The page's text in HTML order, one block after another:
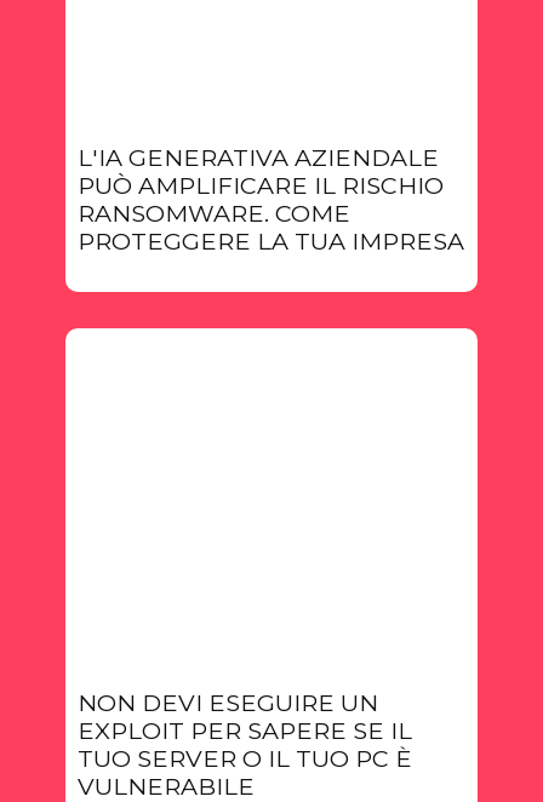
L'IA GENERATIVA AZIENDALE
PUÒ AMPLIFICARE IL RISCHIO
RANSOMWARE. COME
PROTEGGERE LA TUA IMPRESA
NON DEVI ESEGUIRE UN
EXPLOIT PER SAPERE SE IL
TUO SERVER O IL TUO PC È
VULNERABILE